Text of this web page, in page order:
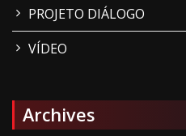
PROJETO DIÁLOGO
VÍDEO
Archives